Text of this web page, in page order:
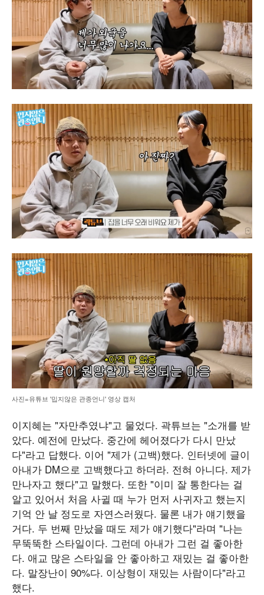
사진=유튜브 '밉지않은 관종언니' 영상 캡처
이지혜는 "자만추였냐"고 물었다. 곽튜브는 "소개를 받
았다. 예전에 만났다. 중간에 헤어졌다가 다시 만났
다"라고 답했다. 이어 "제가 (고백)했다. 인터넷에 글이
아내가 DM으로 고백했다고 하더라. 전혀 아니다. 제가
만나자고 했다"고 말했다. 또한 "이미 잘 통한다는 걸
알고 있어서 처음 사귈 때 누가 먼저 사귀자고 했는지
기억 안 날 정도로 자연스러웠다. 물론 내가 얘기했을
거다. 두 번째 만났을 때도 제가 얘기했다"라며 "나는
무뚝뚝한 스타일이다. 그런데 아내가 그런 걸 좋아한
다. 애교 많은 스타일을 안 좋아하고 재밌는 걸 좋아한
다. 말장난이 90%다. 이상형이 재밌는 사람이다"라고
했다.